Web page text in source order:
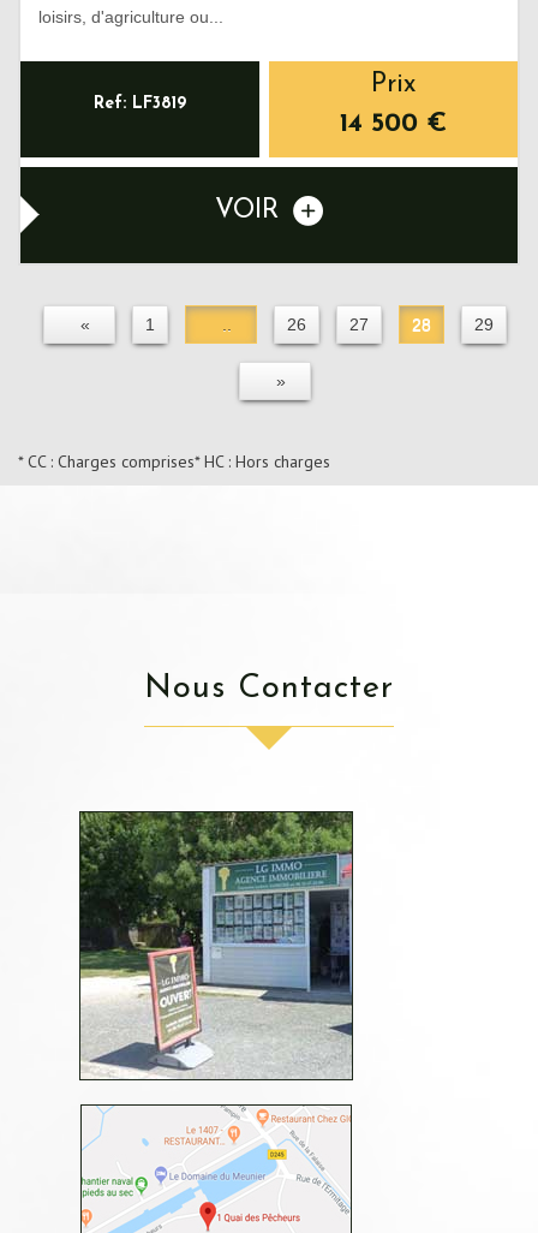
loisirs, d'agriculture ou...
Ref: LF3819
Prix
14 500 €
VOIR
« 1 26 27 28 29
»
* CC : Charges comprises* HC : Hors charges
Nous Contacter